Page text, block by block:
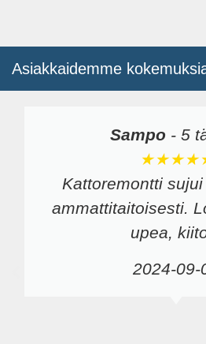
Asiakkaidemme
Sampo - 5
Kattoremontti
ammattitaitoisesti.
upea,
2024-09-